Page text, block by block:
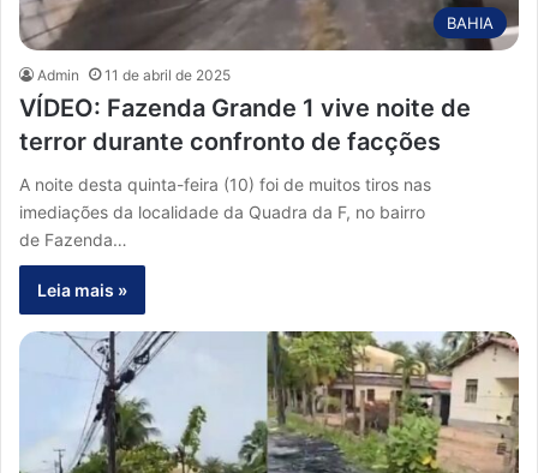
BAHIA
Admin 11 de abril de 2025
VÍDEO: Fazenda Grande 1 vive noite de
terror durante confronto de facções
A noite desta quinta-feira (10) foi de muitos tiros nas
imediações da localidade da Quadra da F, no bairro
de Fazenda…
Leia mais »